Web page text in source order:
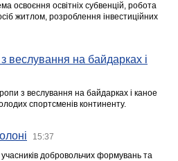
освоєння освітніх субвенцій, робота
житлом, розроблення інвестиційних
на байдарках і
з веслування на байдарках і каное
спортсменів континенту.
15:37
добровольчих формувань та